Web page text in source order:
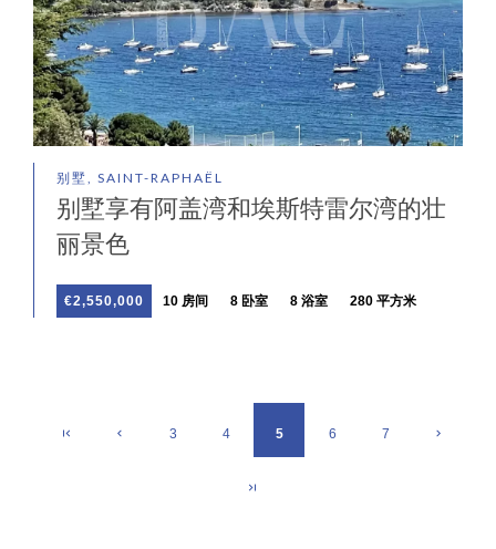
别墅, SAINT-RAPHAËL
别墅享有阿盖湾和埃斯特雷尔湾的壮
丽景色
€2,550,000 10 房间 8 卧室 8 浴室 280 平方米
3 4 5 6 7